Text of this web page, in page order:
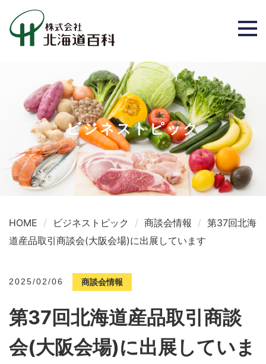
ビジネストピック
HOME ビジネストピック 商談会情報
第37回北海
道産品取引商談会(大阪会場)に出展しています
2025/02/06 商談会情報
第37回北海道産品取引商談
会(大阪会場)に出展していま